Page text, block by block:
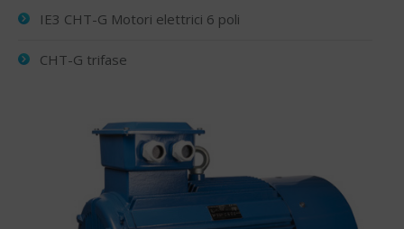
IE3 CHT-G Motori elettrici 6 poli
CHT-G trifase